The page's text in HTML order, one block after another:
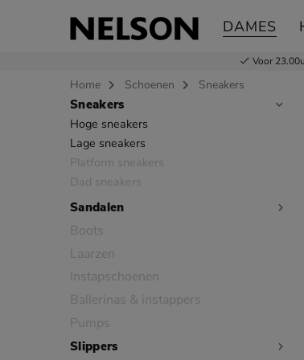
DAMES
Voor
Home Schoenen Sneakers
Sla categorieën over
Sneakers
Hoge sneakers
Lage sneakers
Platform sneakers
Dad sneakers
Sandalen
Boots
Laarzen
Instapschoenen
Ballerinas & instappers
Pumps
Slippers